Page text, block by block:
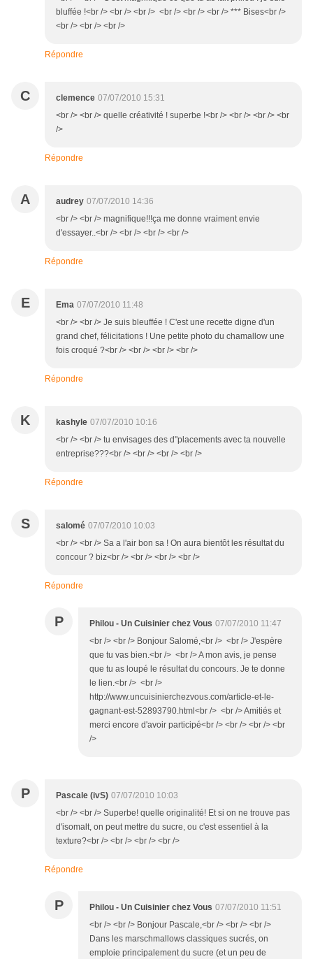
bluffée !<br /> <br /> <br /> <br /> <br /> <br /> *** Bises<br />
<br /> <br /> <br />
Répondre
C clemence 07/07/2010 15:31
<br /> <br /> quelle créativité ! superbe !<br /> <br /> <br /> <br
/>
Répondre
A audrey 07/07/2010 14:36
<br /> <br /> magnifique!!!ça me donne vraiment envie
d'essayer..<br /> <br /> <br /> <br />
Répondre
E Ema 07/07/2010 11:48
<br /> <br /> Je suis bleuffée ! C'est une recette digne d'un
grand chef, félicitations ! Une petite photo du chamallow une
fois croqué ?<br /> <br /> <br /> <br />
Répondre
K kashyle 07/07/2010 10:16
<br /> <br /> tu envisages des d"placements avec ta nouvelle
entreprise???<br /> <br /> <br /> <br />
Répondre
S salomé 07/07/2010 10:03
<br /> <br /> Sa a l'air bon sa ! On aura bientôt les résultat du
concour ? biz<br /> <br /> <br /> <br />
Répondre
P Philou - Un Cuisinier chez Vous 07/07/2010 11:47
<br /> <br /> Bonjour Salomé,<br /> <br /> J'espère
que tu vas bien.<br /> <br /> A mon avis, je pense
que tu as loupé le résultat du concours. Je te donne
le lien.<br /> <br />
http://www.uncuisinierchezvous.com/article-et-le-
gagnant-est-52893790.html<br /> <br /> Amitiés et
merci encore d'avoir participé<br /> <br /> <br /> <br
/>
P Pascale (ivS) 07/07/2010 10:03
<br /> <br /> Superbe! quelle originalité! Et si on ne trouve pas
d'isomalt, on peut mettre du sucre, ou c'est essentiel à la
texture?<br /> <br /> <br /> <br />
Répondre
P Philou - Un Cuisinier chez Vous 07/07/2010 11:51
<br /> <br /> Bonjour Pascale,<br /> <br /> <br />
Dans les marschmallows classiques sucrés, on
emploie principalement du sucre (et un peu de